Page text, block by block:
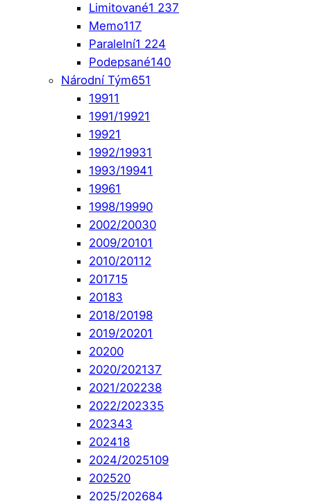
Limitované1 237
Memo117
Paralelní1 224
Podepsané140
Národní Tým651
19911
1991/19921
19921
1992/19931
1993/19941
19961
1998/19990
2002/20030
2009/20101
2010/20112
201715
20183
2018/20198
2019/20201
20200
2020/202137
2021/202238
2022/202335
202343
202418
2024/2025109
202520
2025/202684